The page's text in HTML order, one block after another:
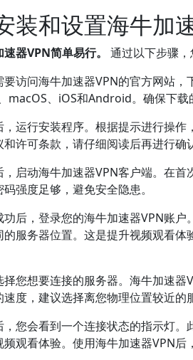
装和设置海牛加
器VPN简单易行。
通过以下步骤，
要访问海牛加速器VPN的官方网站
macOS、iOS和Android。确保下载
，运行安装程序。根据提示进行操
许可条款，请仔细阅读后再进行确
，启动海牛加速器VPN客户端。在
强度足够，避免安全隐患。
功后，登录您的海牛加速器VPN账
的服务器位置。这是提升视频观看
择您想要连接的服务器。海牛加速
度，建议选择离您物理位置较近的
，您会看到一个连接状态的指示灯
观看体验。使用海牛加速器VPN后